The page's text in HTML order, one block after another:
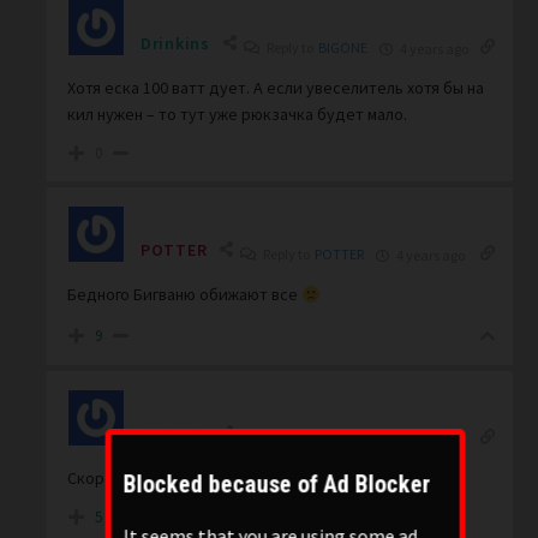
Drinkins BIGONE
Хотя еска 100 ватт дует. А если увеселитель хотя бы на
кил нужен – то тут уже рюкзачка будет мало.
POTTER POTTER
Бедного Бигваню обижают все
9
POTTER Reply toPOTTER 4 years ago
Скорее с Гаввахом
5
Blocked because of Ad Blocker